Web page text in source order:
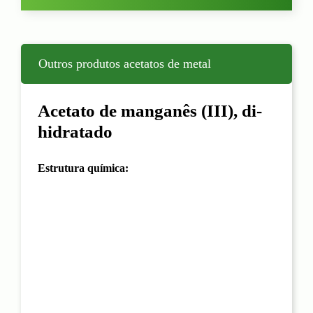
Outros produtos acetatos de metal
Acetato de manganês (III), di-
hidratado
Estrutura química: